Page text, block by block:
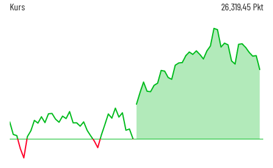
Kurs 26.319,45 Pkt